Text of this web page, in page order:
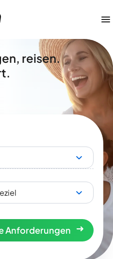
reisen.
Anforderungen